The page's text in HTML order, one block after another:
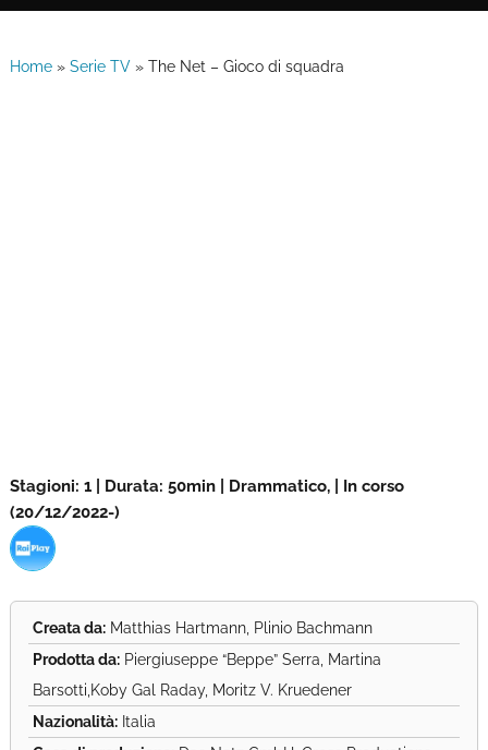
Home» Serie TV» The Net – Gioco di squadra
Stagioni: 1 | Durata: 50min | Drammatico, | In corso
(20/12/2022-)
Creata da:Matthias Hartmann, Plinio Bachmann
Prodotta da:Piergiuseppe “Beppe” Serra, Martina
Barsotti,Koby Gal Raday, Moritz V. Kruedener
Nazionalità:Italia